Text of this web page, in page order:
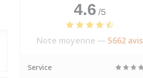
4.6 /5
Note moyenne — 5662 avis
Service